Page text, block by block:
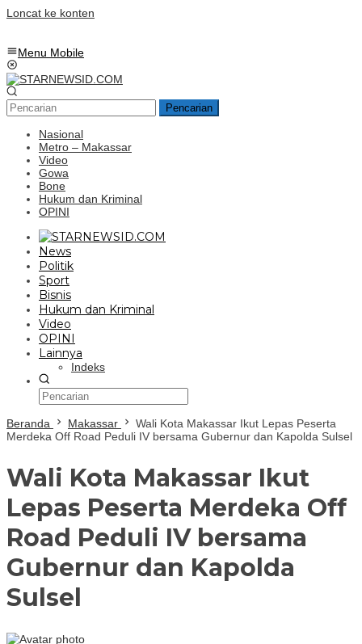
Loncat ke konten
Menu Mobile
Pencarian
Nasional
Metro – Makassar
Video
Gowa
Bone
Hukum dan Kriminal
OPINI
News
Politik
Sport
Bisnis
Hukum dan Kriminal
Video
OPINI
Lainnya
Indeks
Beranda Makassar
Wali Kota Makassar Ikut Lepas Peserta
Merdeka Off Road Peduli IV bersama Gubernur dan Kapolda Sulsel
Wali Kota Makassar Ikut
Lepas Peserta Merdeka Off
Road Peduli IV bersama
Gubernur dan Kapolda
Sulsel